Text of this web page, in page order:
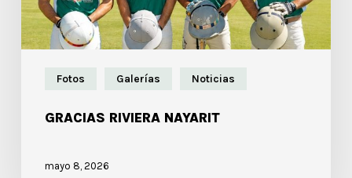
Fotos Galerías Noticias
GRACIAS RIVIERA NAYARIT
mayo 8, 2026